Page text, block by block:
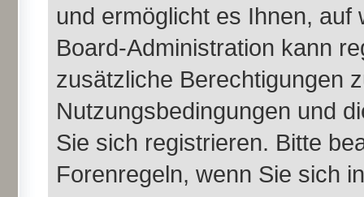
und ermöglicht es Ihnen,
Board-Administration kann
zusätzliche Berechtigungen
Nutzungsbedingungen und
Sie sich registrieren. Bitte
Forenregeln, wenn Sie sich